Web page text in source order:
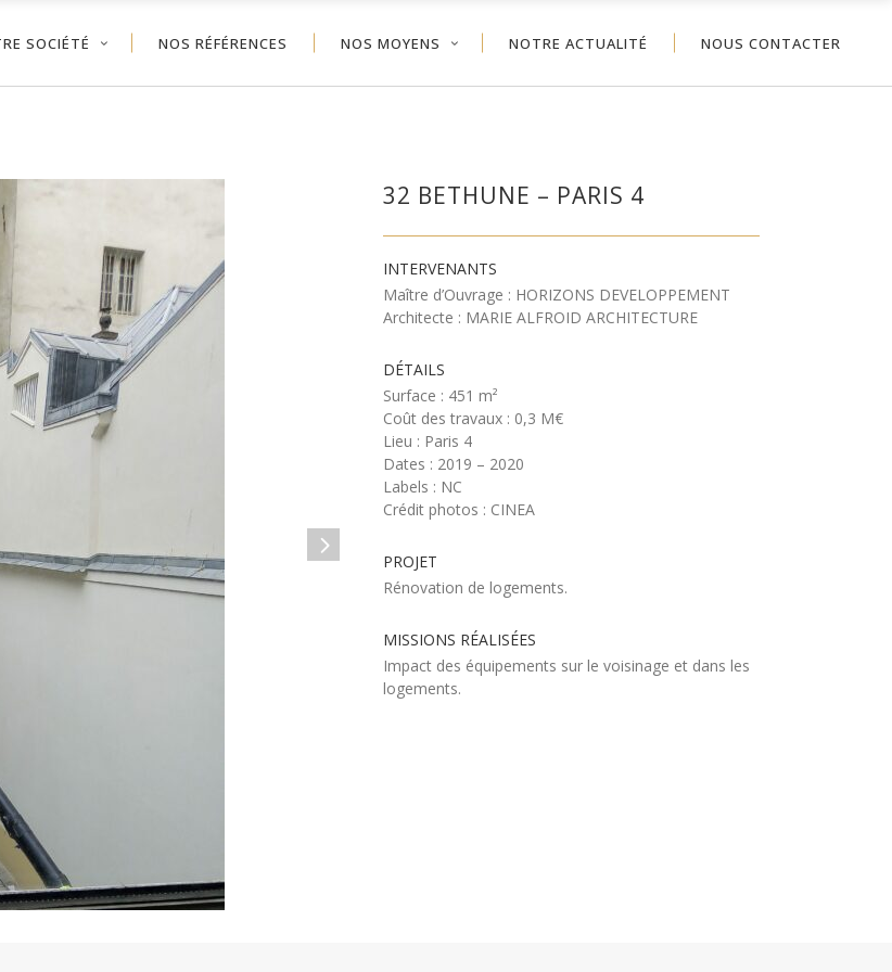
SOCIÉTÉ NOS RÉFÉRENCES NOS MOYENS NOTRE ACTUALITÉ NOUS CONTACTER
32 BETHUNE – PARIS 4
INTERVENANTS
Maître d’Ouvrage : HORIZONS DEVELOPPEMENT
Architecte : MARIE ALFROID ARCHITECTURE
DÉTAILS
Surface : 451 m²
Coût des travaux : 0,3 M€
Lieu : Paris 4
Dates : 2019 – 2020
Labels : NC
Crédit photos : CINEA
PROJET
Rénovation de logements.
MISSIONS RÉALISÉES
Impact des équipements sur le voisinage et dans les
logements.